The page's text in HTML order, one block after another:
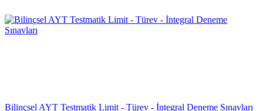
Bilinçsel AYT Testmatik Limit - Türev - İntegral Deneme Sınavları